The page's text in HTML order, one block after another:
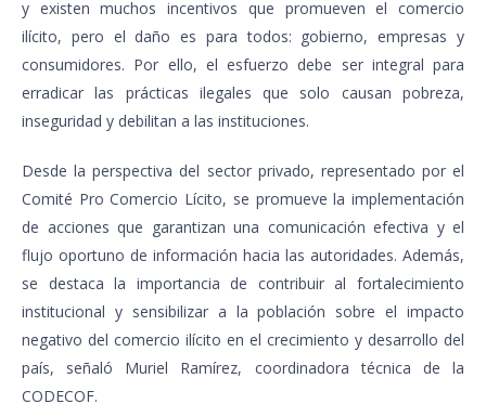
y existen muchos incentivos que promueven el comercio
ilícito, pero el daño es para todos: gobierno, empresas y
consumidores. Por ello, el esfuerzo debe ser integral para
erradicar las prácticas ilegales que solo causan pobreza,
inseguridad y debilitan a las instituciones.
Desde la perspectiva del sector privado, representado por el
Comité Pro Comercio Lícito, se promueve la implementación
de acciones que garantizan una comunicación efectiva y el
flujo oportuno de información hacia las autoridades. Además,
se destaca la importancia de contribuir al fortalecimiento
institucional y sensibilizar a la población sobre el impacto
negativo del comercio ilícito en el crecimiento y desarrollo del
país, señaló Muriel Ramírez, coordinadora técnica de la
CODECOF.